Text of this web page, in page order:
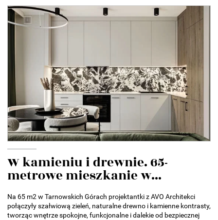
W kamieniu i drewnie. 65-
metrowe mieszkanie w...
Na 65 m2 w Tarnowskich Górach projektantki z AVO Architekci
połączyły szałwiową zieleń, naturalne drewno i kamienne kontrasty,
tworząc wnętrze spokojne, funkcjonalne i dalekie od bezpiecznej